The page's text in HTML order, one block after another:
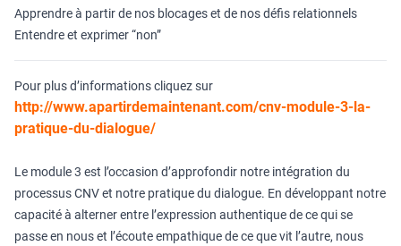
Apprendre à partir de nos blocages et de nos défis relationnels
Entendre et exprimer “non”
Pour plus d’informations cliquez sur
http://www.apartirdemaintenant.com/cnv-module-3-la-
pratique-du-dialogue/
Le module 3 est l’occasion d’approfondir notre intégration du
processus CNV et notre pratique du dialogue. En développant notre
capacité à alterner entre l’expression authentique de ce qui se
passe en nous et l’écoute empathique de ce que vit l’autre, nous